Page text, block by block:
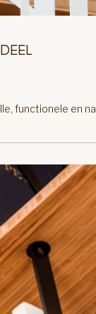
functionele en